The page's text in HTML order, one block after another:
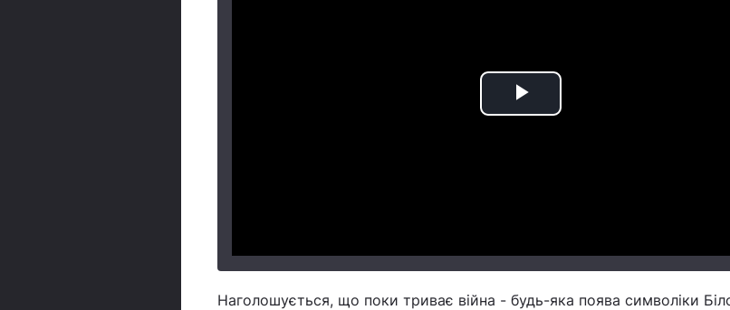
Play
Наголошується, що поки триває війна - будь-яка поява символіки